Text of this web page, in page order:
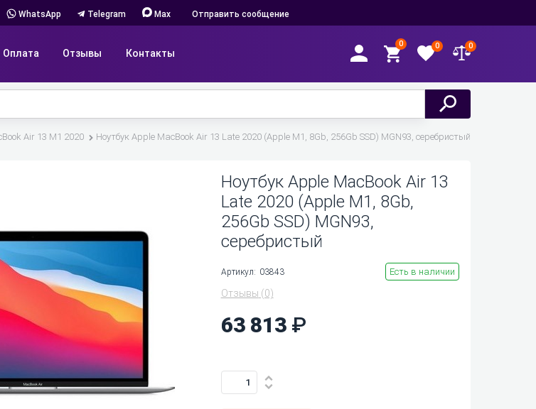
WhatsApp Telegram Max Отправить сообщение
Оплата Отзывы Контакты
0 0 0
Air 13 M1 2020 Ноутбук Apple MacBook Air 13 Late 2020 (Apple M1, 8Gb, 256Gb SSD) MGN93, серебристый
Ноутбук Apple MacBook Air 13
Late 2020 (Apple M1, 8Gb,
256Gb SSD) MGN93,
серебристый
Артикул: 03843 Есть в наличии
Отзывы (0)
63 813